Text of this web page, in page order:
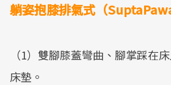
躺姿抱膝排氣式（
（1）雙腳膝蓋彎曲、腳掌踩在
床墊。